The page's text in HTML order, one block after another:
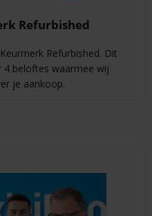
Refurbished
Refurbished. Dit
4 beloftes waarmee wij
je aankoop.